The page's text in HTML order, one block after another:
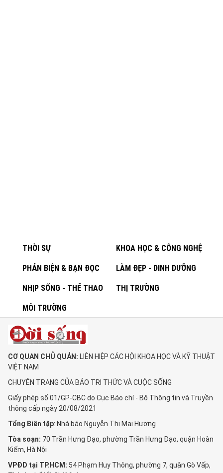
THỜI SỰ KHOA HỌC & CÔNG NGHỆ
PHẢN BIỆN & BẠN ĐỌC LÀM ĐẸP - DINH DƯỠNG
NHỊP SỐNG - THỂ THAO THỊ TRƯỜNG
MÔI TRƯỜNG
CƠ QUAN CHỦ QUẢN: LIÊN HIỆP CÁC HỘI KHOA HỌC VÀ KỸ THUẬT
VIỆT NAM
CHUYÊN TRANG CỦA BÁO TRI THỨC VÀ CUỘC SỐNG
Giấy phép số 01/GP-CBC do Cục Báo chí - Bộ Thông tin và Truyền
thông cấp ngày 20/08/2021
Tổng Biên tập: Nhà báo Nguyễn Thị Mai Hương
Tòa soạn: 70 Trần Hưng Đạo, phường Trần Hưng Đạo, quận Hoàn
Kiếm, Hà Nội
VPĐD tại TP.HCM: 54 Phạm Huy Thông, phường 7, quận Gò Vấp,